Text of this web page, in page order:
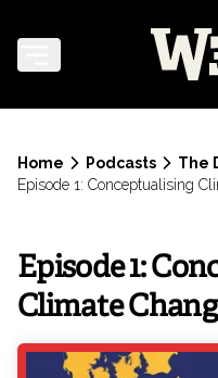
Home Podcasts
The
Episode 1: Conceptualising
Episode 1:
Climate